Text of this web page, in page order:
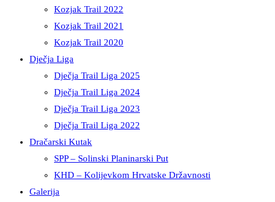
Kozjak Trail 2022
Kozjak Trail 2021
Kozjak Trail 2020
Dječja Liga
Dječja Trail Liga 2025
Dječja Trail Liga 2024
Dječja Trail Liga 2023
Dječja Trail Liga 2022
Dračarski Kutak
SPP – Solinski Planinarski Put
KHD – Kolijevkom Hrvatske Državnosti
Galerija